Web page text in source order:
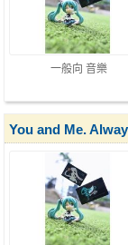
一般向 音樂
You and Me.